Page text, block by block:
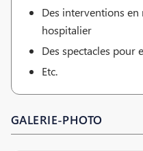
Des interventions
hospitalier
Des spectacles pour
Etc.
GALERIE-PHOTO